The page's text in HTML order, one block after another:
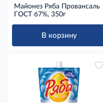
Майонез Ряба Провансаль
ГОСТ 67%, 350г
В корзину